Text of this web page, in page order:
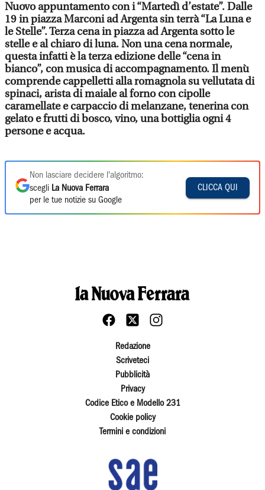
Nuovo appuntamento con i “Martedì d’estate”. Dalle
19 in piazza Marconi ad Argenta sin terrà “La Luna e
le Stelle”. Terza cena in piazza ad Argenta sotto le
stelle e al chiaro di luna. Non una cena normale,
questa infatti è la terza edizione delle “cena in
bianco”, con musica di accompagnamento. Il menù
comprende cappelletti alla romagnola su vellutata di
spinaci, arista di maiale al forno con cipolle
caramellate e carpaccio di melanzane, tenerina con
gelato e frutti di bosco, vino, una bottiglia ogni 4
persone e acqua.
Non lasciare decidere l'algoritmo:
scegli La Nuova Ferrara
per le tue notizie su Google
CLICCA QUI
Redazione
Scriveteci
Pubblicità
Privacy
Codice Etico e Modello 231
Cookie policy
Termini e condizioni